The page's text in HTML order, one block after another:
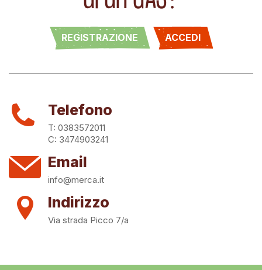
REGISTRAZIONE ACCEDI
Telefono
T: 0383572011
C: 3474903241
Email
info@merca.it
Indirizzo
Via strada Picco 7/a